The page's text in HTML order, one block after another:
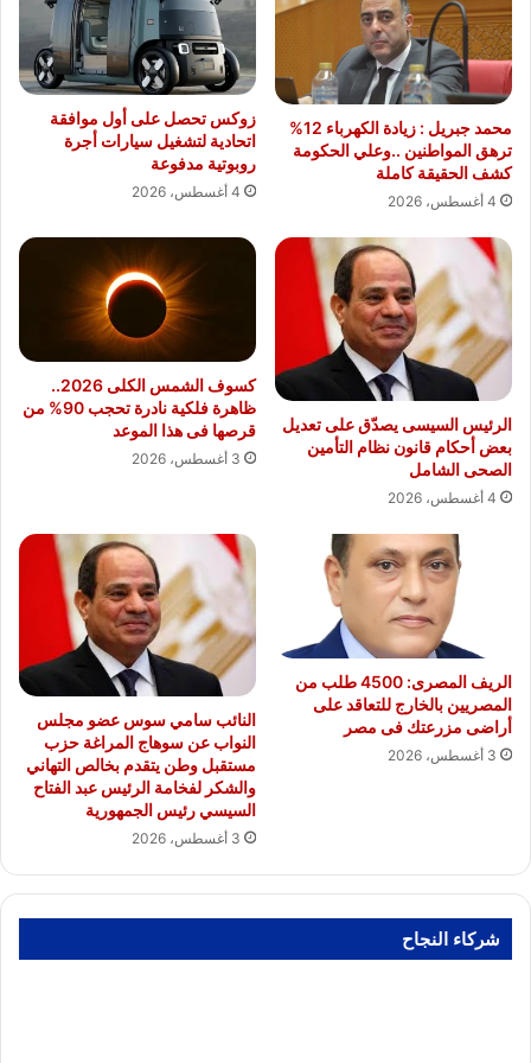
محمد جبريل : زيادة الكهرباء 12%
ترهق المواطنين ..وعلي الحكومة
كشف الحقيقة كاملة
4 أغسطس، 2026
زوكس تحصل على أول موافقة
اتحادية لتشغيل سيارات أجرة
روبوتية مدفوعة
4 أغسطس، 2026
الرئيس السيسى يصدّق على تعديل
بعض أحكام قانون نظام التأمين
الصحى الشامل
4 أغسطس، 2026
كسوف الشمس الكلى 2026..
ظاهرة فلكية نادرة تحجب 90% من
قرصها فى هذا الموعد
3 أغسطس، 2026
الريف المصرى: 4500 طلب من
المصريين بالخارج للتعاقد على
أراضى مزرعتك فى مصر
3 أغسطس، 2026
النائب سامي سوس عضو مجلس
النواب عن سوهاج المراغة حزب
مستقبل وطن يتقدم بخالص التهاني
والشكر لفخامة الرئيس عبد الفتاح
السيسي رئيس الجمهورية
3 أغسطس، 2026
شركاء النجاح